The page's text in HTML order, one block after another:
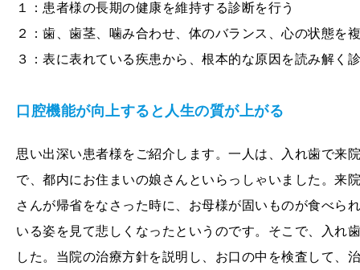
１：患者様の長期の健康を維持する診断を行う
２：歯、歯茎、噛み合わせ、体のバランス、心の状態を
３：表に表れている疾患から、根本的な原因を読み解く
口腔機能が向上すると人生の質が上がる
思い出深い患者様をご紹介します。一人は、入れ歯で来
で、都内にお住まいの娘さんといらっしゃいました。来
さんが帰省をなさった時に、お母様が固いものが食べら
いる姿を見て悲しくなったというのです。そこで、入れ
した。当院の治療方針を説明し、お口の中を検査して、